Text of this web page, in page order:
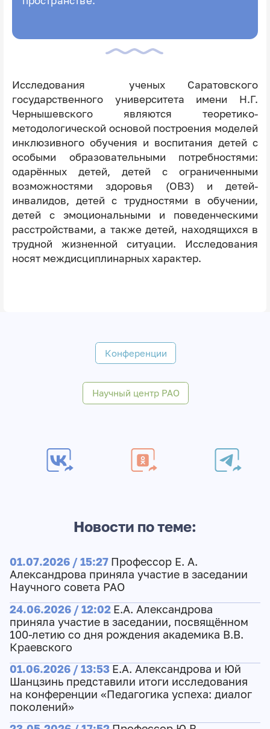
Исследования ученых Саратовского
государственного университета имени Н.Г.
Чернышевского являются теоретико-
методологической основой построения моделей
инклюзивного обучения и воспитания детей с
особыми образовательными потребностями:
одарённых детей, детей с ограниченными
возможностями здоровья (ОВЗ) и детей-
инвалидов, детей с трудностями в обучении,
детей с эмоциональными и поведенческими
расстройствами, а также детей, находящихся в
трудной жизненной ситуации. Исследования
носят междисциплинарных характер.
Конференции
Научный центр РАО
Новости по теме:
01.07.2026 / 15:27 Профессор Е. А.
Александрова приняла участие в заседании
Научного совета РАО
24.06.2026 / 12:02 Е.А. Александрова
приняла участие в заседании, посвящённом
100-летию со дня рождения академика В.В.
Краевского
01.06.2026 / 13:53 Е.А. Александрова и Юй
Шанцзинь представили итоги исследования
на конференции «Педагогика успеха: диалог
поколений»